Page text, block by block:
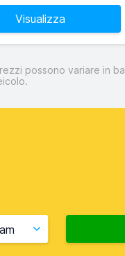
Visualizza
possono variare in